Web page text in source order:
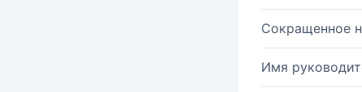
Сокращенное
Имя